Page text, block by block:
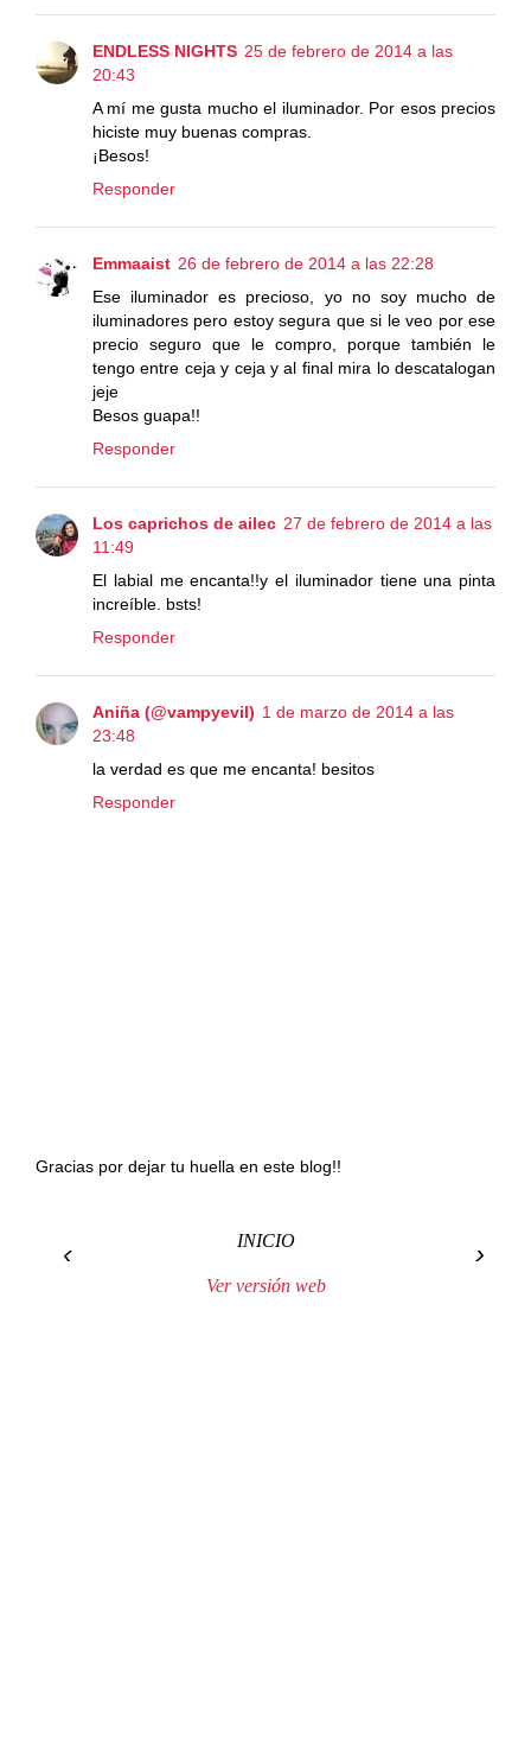
ENDLESS NIGHTS 25 de febrero de 2014 a las
20:43
A mí me gusta mucho el iluminador. Por esos precios
hiciste muy buenas compras.
¡Besos!
Responder
Emmaaist 26 de febrero de 2014 a las 22:28
Ese iluminador es precioso, yo no soy mucho de
iluminadores pero estoy segura que si le veo por ese
precio seguro que le compro, porque también le
tengo entre ceja y ceja y al final mira lo descatalogan
jeje
Besos guapa!!
Responder
Los caprichos de ailec 27 de febrero de 2014 a las
11:49
El labial me encanta!!y el iluminador tiene una pinta
increíble. bsts!
Responder
Aniña (@vampyevil) 1 de marzo de 2014 a las
23:48
la verdad es que me encanta! besitos
Responder
Gracias por dejar tu huella en este blog!!
‹ ›
INICIO
Ver versión web